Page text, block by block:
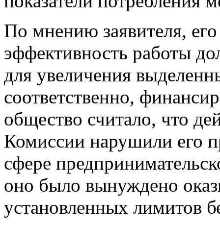
По мнению заявителя, его
эффективность работы
для увеличения
соответственно,
общество считало, что
Комиссии нарушили его
сфере
оно было вынуждено
установленных лимитов